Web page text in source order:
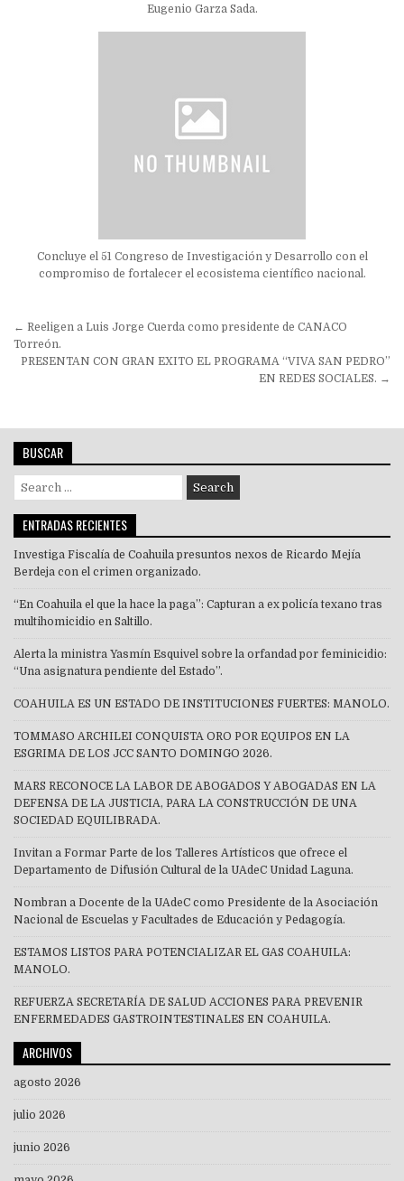
Eugenio Garza Sada.
Concluye el 51 Congreso de Investigación y Desarrollo con el
compromiso de fortalecer el ecosistema científico nacional.
Navegación
de
entradas
← Reeligen a Luis Jorge Cuerda como presidente de CANACO
Torreón.
PRESENTAN CON GRAN EXITO EL PROGRAMA “VIVA SAN PEDRO”
EN REDES SOCIALES. →
BUSCAR
Search
for:
ENTRADAS RECIENTES
Investiga Fiscalía de Coahuila presuntos nexos de Ricardo Mejía
Berdeja con el crimen organizado.
“En Coahuila el que la hace la paga”: Capturan a ex policía texano tras
multihomicidio en Saltillo.
Alerta la ministra Yasmín Esquivel sobre la orfandad por feminicidio:
“Una asignatura pendiente del Estado”.
COAHUILA ES UN ESTADO DE INSTITUCIONES FUERTES: MANOLO.
TOMMASO ARCHILEI CONQUISTA ORO POR EQUIPOS EN LA
ESGRIMA DE LOS JCC SANTO DOMINGO 2026.
MARS RECONOCE LA LABOR DE ABOGADOS Y ABOGADAS EN LA
DEFENSA DE LA JUSTICIA, PARA LA CONSTRUCCIÓN DE UNA
SOCIEDAD EQUILIBRADA.
Invitan a Formar Parte de los Talleres Artísticos que ofrece el
Departamento de Difusión Cultural de la UAdeC Unidad Laguna.
Nombran a Docente de la UAdeC como Presidente de la Asociación
Nacional de Escuelas y Facultades de Educación y Pedagogía.
ESTAMOS LISTOS PARA POTENCIALIZAR EL GAS COAHUILA:
MANOLO.
REFUERZA SECRETARÍA DE SALUD ACCIONES PARA PREVENIR
ENFERMEDADES GASTROINTESTINALES EN COAHUILA.
ARCHIVOS
agosto 2026
julio 2026
junio 2026